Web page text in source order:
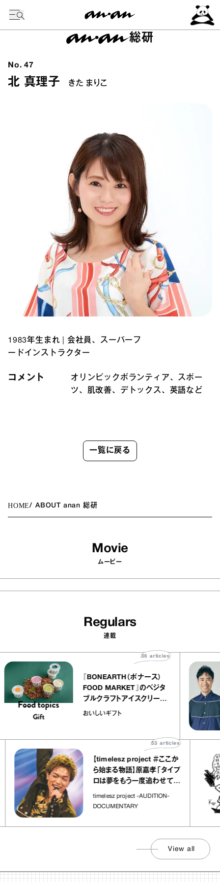
総研
No.47
北 真理子 きた まりこ
1983年生まれ
会社員、スーパーフ
ードインストラクター
コメント
オリンピックボランティア、スポー
ツ、肌改善、デトックス、英語など
一覧に戻る
HOME ABOUT anan 総研
Movie
ムービー
Regulars
連載
『BONEARTH（ボナース）
FOOD MARKET』のベジタ
ブルクラフトアイスクリーム
｜真野知子の「おいしいギフ
おいしいギフト
36articles
【timelesz project ＃ここか
ら始まる物語】原嘉孝「タイプ
ロは夢をもう一度追わせてく
timelesz project -AUDITION-
DOCUMENTARY
53articles
View all